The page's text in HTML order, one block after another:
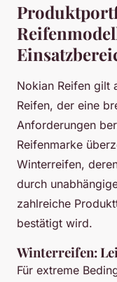
Nokian Reifen gilt
Reifen, der eine
Anforderungen
Reifenmarke
Winterreifen,
durch
zahlreiche
bestätigt wird.
Winterreifen:
Für extreme